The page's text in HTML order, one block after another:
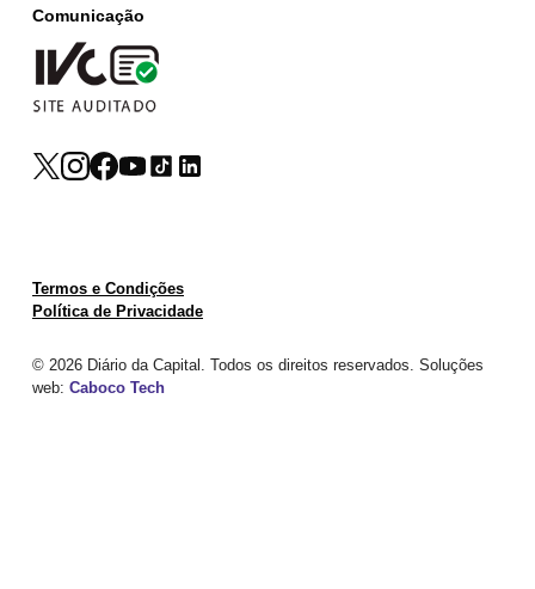
Comunicação
© 2026 Diário da Capital. Todos os direitos reservados. Soluções
web: Caboco Tech
Termos e Condições
Política de Privacidade